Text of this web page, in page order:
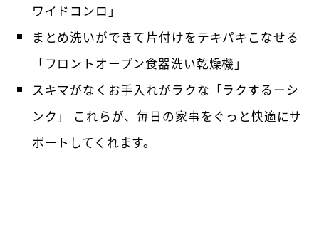
ワイドコンロ」
まとめ洗いができて片付けをテキパキこなせる
「フロントオープン食器洗い乾燥機」
スキマがなくお手入れがラクな「ラクするーシ
ンク」 これらが、毎日の家事をぐっと快適にサ
ポートしてくれます。